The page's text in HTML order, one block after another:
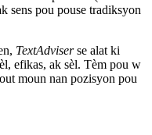
sens pou pouse tradiksyon
TextAdviserse alat ki
efikas, ak sèl. Tèm pou w
moun nan pozisyon pou